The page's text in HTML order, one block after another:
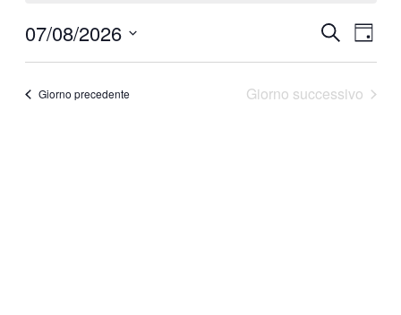
Agosto
2026
Eventi
viste
Cerca
Viste
Giorno
07/08/2026
data.Giorno precedente Giorno successivo